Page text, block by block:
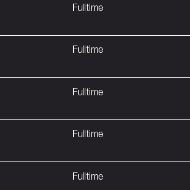
Fulltime
Fulltime
Fulltime
Fulltime
Fulltime